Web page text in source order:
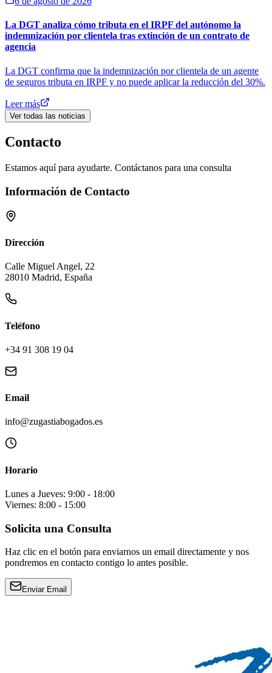
La DGT analiza cómo tributa en el IRPF del autónomo la
indemnización por clientela tras extinción de un contrato de
agencia
La DGT confirma que la indemnización por clientela de un agente
de seguros tributa en IRPF y no puede aplicar la reducción del 30%.
Leer más
Ver todas las noticias
Contacto
Estamos aquí para ayudarte. Contáctanos para una consulta
Información de Contacto
Dirección
Calle Miguel Angel, 22
28010 Madrid, España
Teléfono
+34 91 308 19 04
Email
info@zugastiabogados.es
Horario
Lunes a Jueves: 9:00 - 18:00
Viernes: 8:00 - 15:00
Solicita una Consulta
Haz clic en el botón para enviarnos un email directamente y nos
pondremos en contacto contigo lo antes posible.
Enviar Email